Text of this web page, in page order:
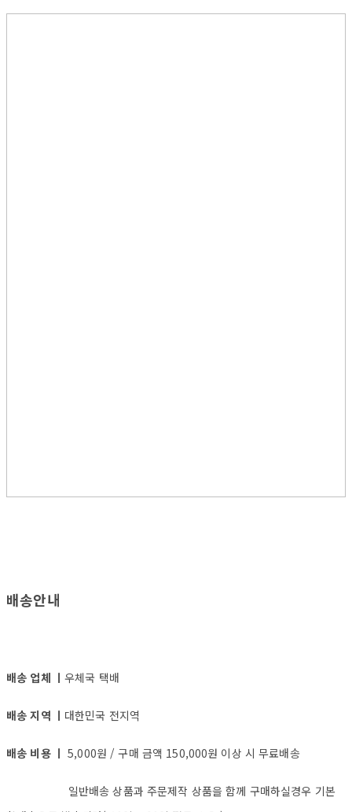
배송안내
배송 업체 ㅣ 우체국 택배
배송 지역 ㅣ 대한민국 전지역
배송 비용 ㅣ5,000원 / 구매 금액 150,000원 이상 시 무료배송
일반배송 상품과 주문제작 상품을 함께 구매하실경우 기본